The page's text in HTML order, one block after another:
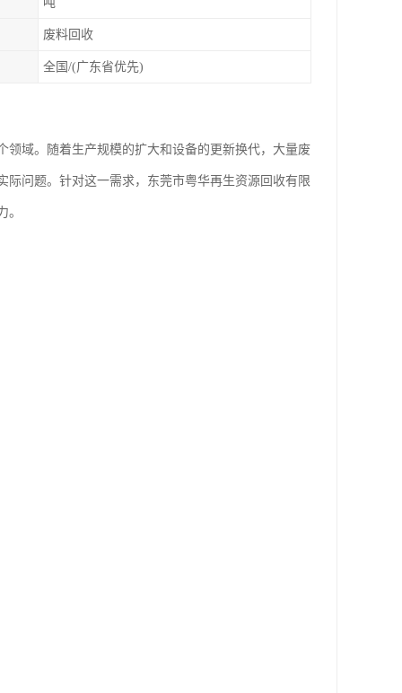
废料回收
全国/(广东省优先)
域。随着生产规模的扩大和设备的更新换代，大量废
问题。针对这一需求，东莞市粤华再生资源回收有限
。